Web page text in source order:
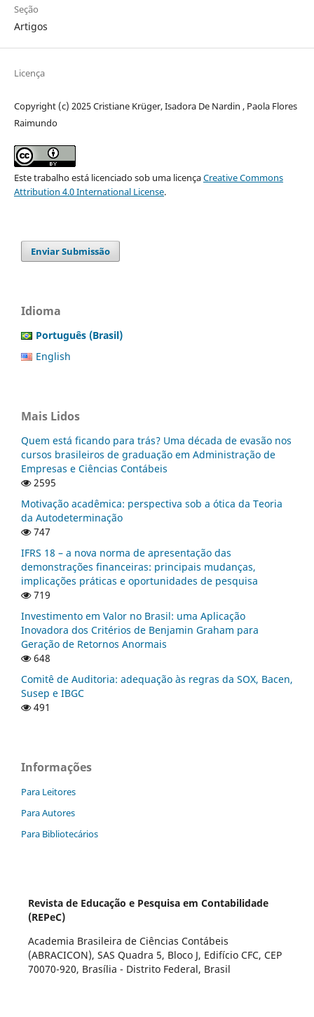
Seção
Artigos
Licença
Copyright (c) 2025 Cristiane Krüger, Isadora De Nardin , Paola Flores
Raimundo
Este trabalho está licenciado sob uma licençaCreative Commons
Attribution 4.0 International License.
Enviar Submissão
Idioma
Português (Brasil)
English
Mais Lidos
Quem está ficando para trás? Uma década de evasão nos
cursos brasileiros de graduação em Administração de
Empresas e Ciências Contábeis
2595
Motivação acadêmica: perspectiva sob a ótica da Teoria
da Autodeterminação
747
IFRS 18 – a nova norma de apresentação das
demonstrações financeiras: principais mudanças,
implicações práticas e oportunidades de pesquisa
719
Investimento em Valor no Brasil: uma Aplicação
Inovadora dos Critérios de Benjamin Graham para
Geração de Retornos Anormais
648
Comitê de Auditoria: adequação às regras da SOX, Bacen,
Susep e IBGC
491
Informações
Para Leitores
Para Autores
Para Bibliotecários
Revista de Educação e Pesquisa em Contabilidade
(REPeC)
Academia Brasileira de Ciências Contábeis
(ABRACICON), SAS Quadra 5, Bloco J, Edifício CFC, CEP
70070-920, Brasília - Distrito Federal, Brasil